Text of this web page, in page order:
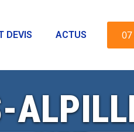
DEVIS ACTUS